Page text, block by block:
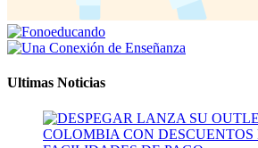
Ultimas Noticias